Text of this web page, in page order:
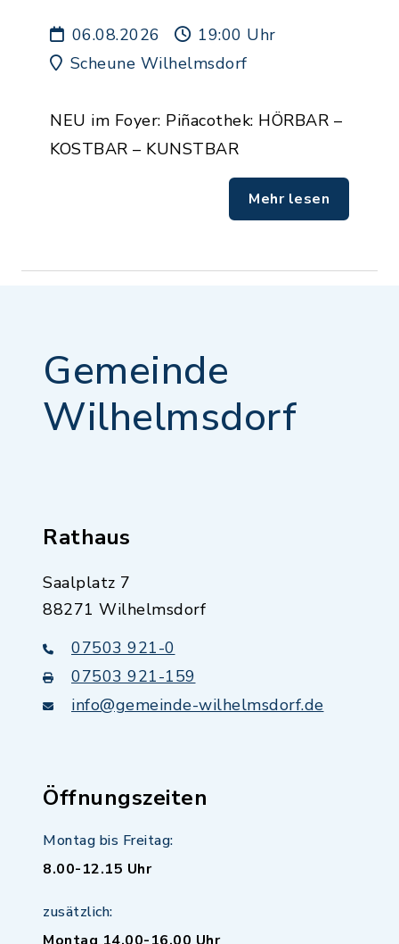
06.08.2026
19:00 Uhr
Scheune Wilhelmsdorf
NEU im Foyer: Piñacothek: HÖRBAR –
KOSTBAR – KUNSTBAR
Mehr lesen
Gemeinde
Wilhelmsdorf
Rathaus
Saalplatz 7
88271 Wilhelmsdorf
07503 921-0
07503 921-159
info@gemeinde-wilhelmsdorf.de
Öffnungszeiten
Montag bis Freitag:
8.00-12.15 Uhr
zusätzlich: